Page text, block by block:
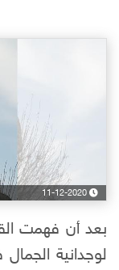
11-12-2020
بعد أن فهمت
لوجدانية